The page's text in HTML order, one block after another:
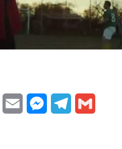
WhatsApp
Email MessengerTelegram